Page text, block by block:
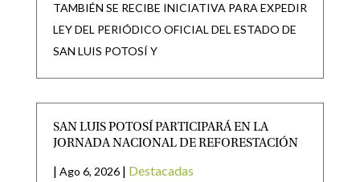
TAMBIÉN SE RECIBE INICIATIVA PARA EXPEDIR
LEY DEL PERIÓDICO OFICIAL DEL ESTADO DE
SAN LUIS POTOSÍ Y
SAN LUIS POTOSÍ PARTICIPARÁ EN LA
JORNADA NACIONAL DE REFORESTACIÓN
| Ago 6, 2026 | Destacadas